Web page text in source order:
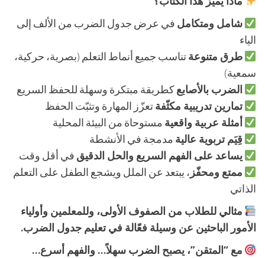
شامل ومتكامل في عرض جدول الضرب من الألف إلى
الياء
طرق متنوعةتناسب جميع أنماط التعلم (بصرية، حركية،
سمعية)
الضرب بالأصابعكطريقة مبتكرة وسهلة للحفظ السريع
تمارين تدريبية مكثّفةتعزّز المهارة وتثبّت الحفظ
أمثلة عربية واقعية مستوحاة من البيئة المحلية
قِيَم تربوية عالية مدمجة في الأنشطة
يساعد على الفهم السريع والحل الدقيق في أقل وقت
ممتع ومحفّز ، يبتعد عن الملل ويشجع الطفل على التعلم
الذاتي
مثالي للطلاب من الصفوف الأولى، وللمعلمين وأولياء
الأمور الباحثين عن وسيلة فعّالة في تعليم جدول الضرب.
مع “المتقن”، يصبح الضرب سهلاً… والفهم أسرع…